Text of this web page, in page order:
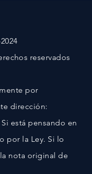
reservados
por
dirección:
está pensando en
por la Ley. Si lo
nota original de